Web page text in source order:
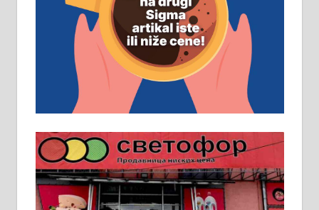
Рудник и флотација Рудник
д.о.о. Рудник запошљава 20
помоћника рудара. Услови:
Основна школа, пожељно радно
искуство на истим и сличним
пословима, али не и неопходан
услов. Обезбеђен смештај,
превоз, исхрана. 032/57-41-122 –
локал 22
Пружам услуге завршних радова
у грађевини, хидроизолације и
молерских радова. 061/25-28-058